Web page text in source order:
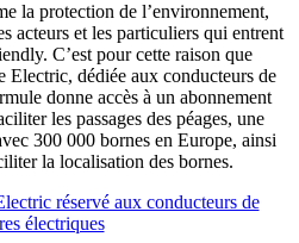
la protection de l’environnement,
acteurs et les particuliers qui entrent
C’est pour cette raison que
Electric, dédiée aux conducteurs de
donne accès à un abonnement
les passages des péages, une
300 000 bornes en Europe, ainsi
la localisation des bornes.
réservé aux conducteurs de
électriques